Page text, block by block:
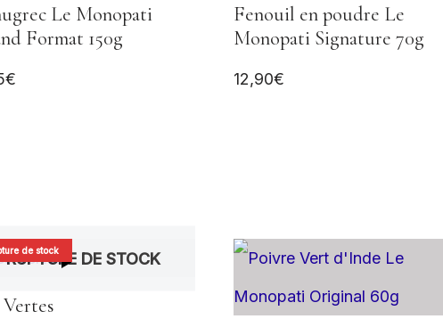
Le Monopati
Format 150g
€
Fenouil en poudre Le
Monopati Signature 70g
12,90€
de stock
RUPTURE DE STOCK